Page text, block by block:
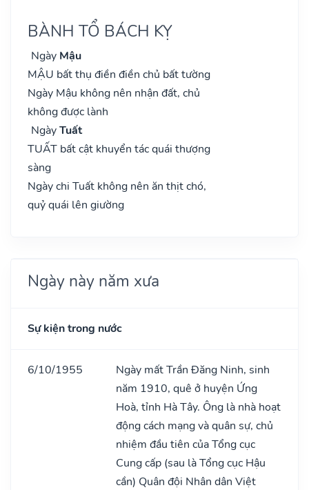
BÀNH TỔ BÁCH KỴ
Ngày Mậu
MẬU bất thụ điền điền chủ bất tường
Ngày Mậu không nên nhận đất, chủ
không được lành
NgàyTuất
TUẤT bất cật khuyển tác quái thượng
sàng
Ngày chi Tuất không nên ăn thịt chó,
quỷ quái lên giường
Ngày này năm xưa
Sự kiện trong nước
6/10/1955
Ngày mất Trần Đăng Ninh, sinh
năm 1910, quê ở huyện Ứng
Hoà, tỉnh Hà Tây. Ông là nhà hoạt
động cách mạng và quân sự, chủ
nhiệm đầu tiên của Tổng cục
Cung cấp (sau là Tổng cục Hậu
cần) Quân đội Nhân dân Việt